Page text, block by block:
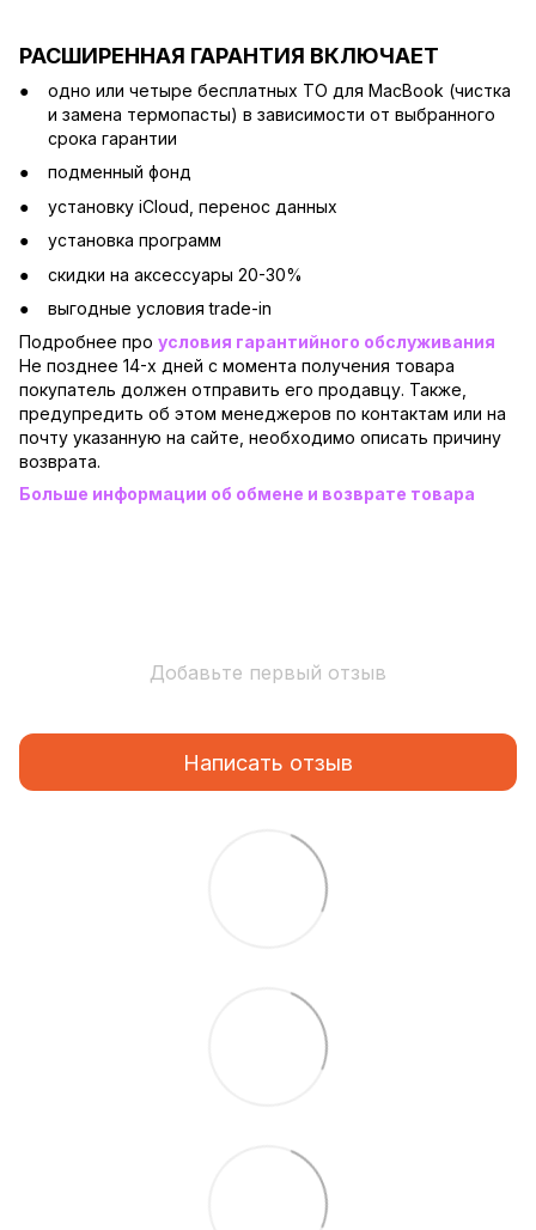
РАСШИРЕННАЯ ГАРАНТИЯ ВКЛЮЧАЕТ
одно или четыре бесплатных ТО для MacBook (чистка
и замена термопасты) в зависимости от выбранного
срока гарантии
подменный фонд
установку iCloud, перенос данных
установка программ
скидки на аксессуары 20-30%
выгодные условия trade-in
Подробнее про условия гарантийного обслуживания
Не позднее 14-х дней с момента получения товара
покупатель должен отправить его продавцу. Также,
предупредить об этом менеджеров по контактам или на
почту указанную на сайте, необходимо описать причину
возврата.
Больше информации об обмене и возврате товара
Добавьте первый отзыв
Написать отзыв